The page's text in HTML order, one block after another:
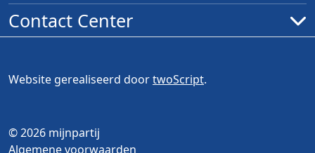
Contact Center
© 2026 mijnpartij
Algemene voorwaarden
Website gerealiseerd doortwoScript.